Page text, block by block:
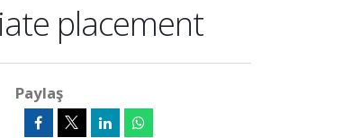
placement
Paylaş